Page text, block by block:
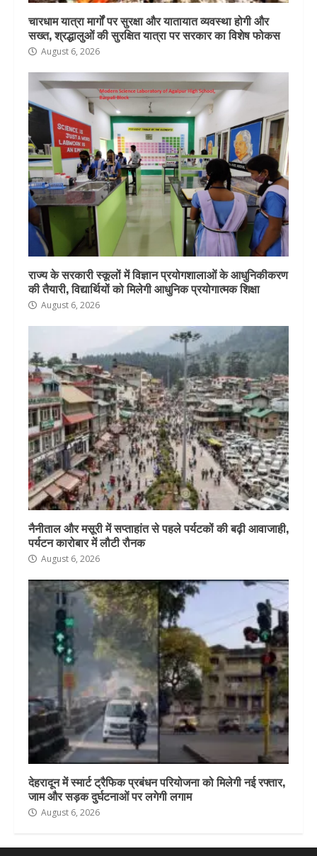
चारधाम यात्रा मार्गों पर सुरक्षा और यातायात व्यवस्था होगी और
सख्त, श्रद्धालुओं की सुरक्षित यात्रा पर सरकार का विशेष फोकस
August 6, 2026
राज्य के सरकारी स्कूलों में विज्ञान प्रयोगशालाओं के आधुनिकीकरण
की तैयारी, विद्यार्थियों को मिलेगी आधुनिक प्रयोगात्मक शिक्षा
August 6, 2026
नैनीताल और मसूरी में सप्ताहांत से पहले पर्यटकों की बढ़ी आवाजाही,
पर्यटन कारोबार में लौटी रौनक
August 6, 2026
देहरादून में स्मार्ट ट्रैफिक प्रबंधन परियोजना को मिलेगी नई रफ्तार,
जाम और सड़क दुर्घटनाओं पर लगेगी लगाम
August 6, 2026